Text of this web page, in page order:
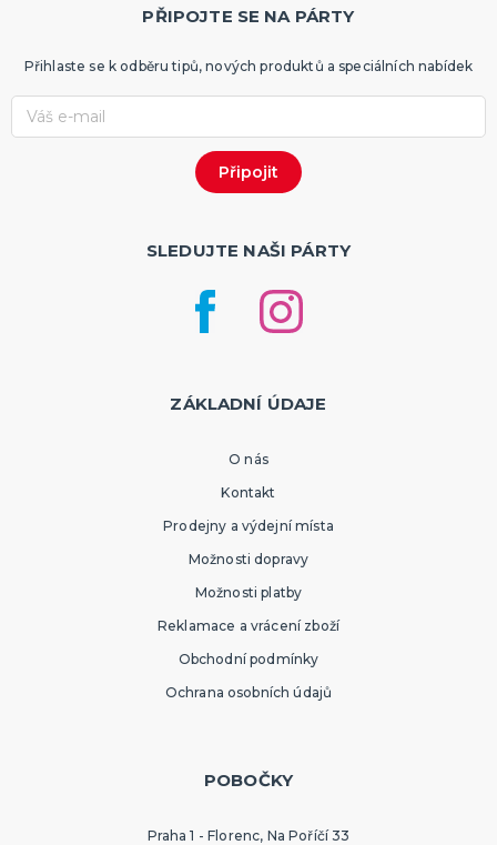
PŘIPOJTE SE NA PÁRTY
Přihlaste se k odběru tipů, nových produktů a speciálních nabídek
SLEDUJTE NAŠI PÁRTY
ZÁKLADNÍ ÚDAJE
O nás
Kontakt
Prodejny a výdejní místa
Možnosti dopravy
Možnosti platby
Reklamace a vrácení zboží
Obchodní podmínky
Ochrana osobních údajů
POBOČKY
Praha 1 - Florenc, Na Poříčí 33